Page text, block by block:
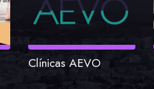
Clínicas AEVO